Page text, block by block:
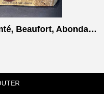
Fondue Française (Comté, Beaufort, Abondance)